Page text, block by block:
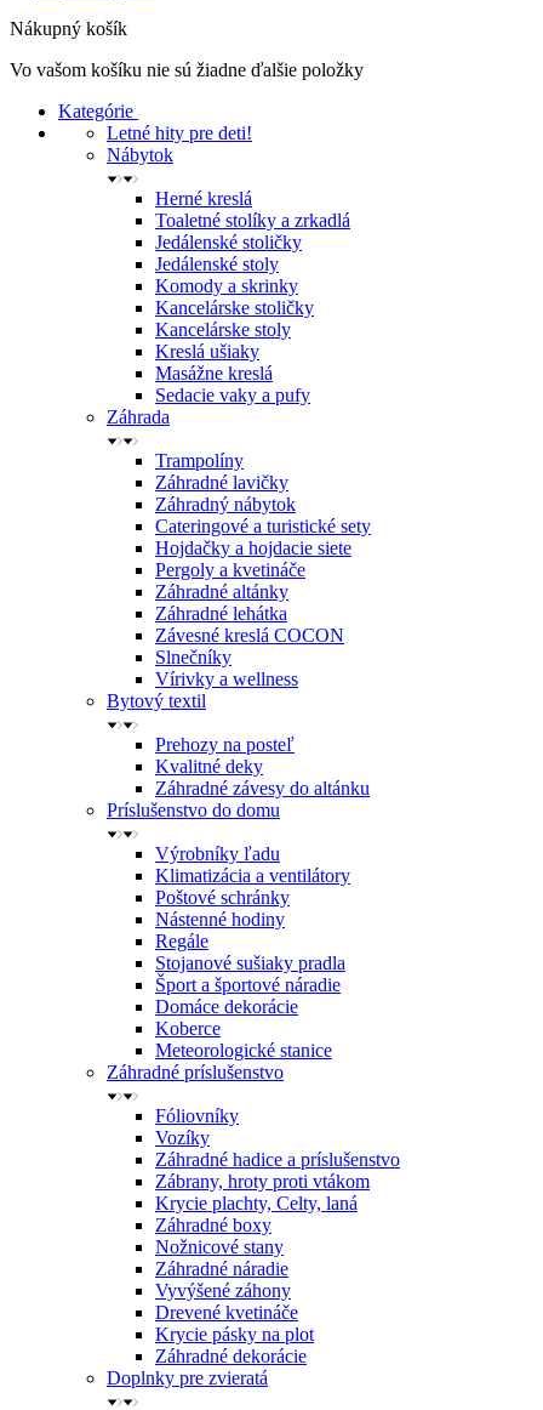
Nákupný košík
Vo vašom košíku nie sú žiadne ďalšie položky
Kategórie
Letné hity pre deti!
Nábytok
Herné kreslá
Toaletné stolíky a zrkadlá
Jedálenské stoličky
Jedálenské stoly
Komody a skrinky
Kancelárske stoličky
Kancelárske stoly
Kreslá ušiaky
Masážne kreslá
Sedacie vaky a pufy
Záhrada
Trampolíny
Záhradné lavičky
Záhradný nábytok
Cateringové a turistické sety
Hojdačky a hojdacie siete
Pergoly a kvetináče
Záhradné altánky
Záhradné lehátka
Závesné kreslá COCON
Slnečníky
Vírivky a wellness
Bytový textil
Prehozy na posteľ
Kvalitné deky
Záhradné závesy do altánku
Príslušenstvo do domu
Výrobníky ľadu
Klimatizácia a ventilátory
Poštové schránky
Nástenné hodiny
Regále
Stojanové sušiaky pradla
Šport a športové náradie
Domáce dekorácie
Koberce
Meteorologické stanice
Záhradné príslušenstvo
Fóliovníky
Vozíky
Záhradné hadice a príslušenstvo
Zábrany, hroty proti vtákom
Krycie plachty, Celty, laná
Záhradné boxy
Nožnicové stany
Záhradné náradie
Vyvýšené záhony
Drevené kvetináče
Krycie pásky na plot
Záhradné dekorácie
Doplnky pre zvieratá